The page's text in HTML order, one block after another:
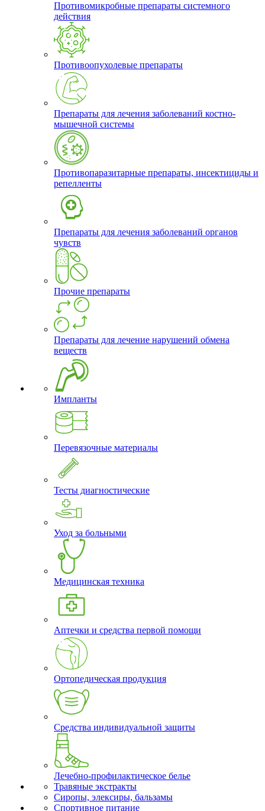
Противомикробные препараты системного
действия
Противоопухолевые препараты
Препараты для лечения заболеваний костно-
мышечной системы
Противопаразитарные препараты, инсектициды и
репелленты
Препараты для лечения заболеваний органов
чувств
Прочие препараты
Препараты для лечение нарушений обмена
веществ
Импланты
Перевязочные материалы
Тесты диагностические
Уход за больными
Медицинская техника
Аптечки и средства первой помощи
Ортопедическая продукция
Средства индивидуальной защиты
Лечебно-профилактическое белье
Травяные экстракты
Сиропы, элексиры, бальзамы
Спортивное питание